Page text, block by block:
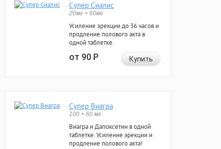
Супер Сиалис
20мг + 60мг
Усиление эрекции до 36 часов и
продление полового акта в
одной таблетке.
от 90Р Купить
Супер Виагра
100 + 60 мг
Виагра и Дапоксетин в одной
таблетке. Усиление эрекции и
продление полового акта!